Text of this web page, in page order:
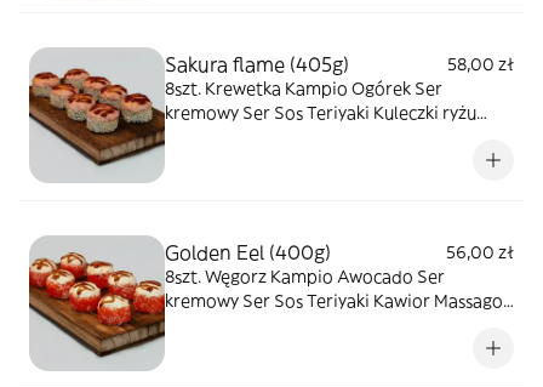
Sakura flame (405g)
58,00 zł
8szt. Krewetka Kampio Ogórek Ser
kremowy Ser Sos Teriyaki Kuleczki ryżu
Golden Eel (400g)
56,00 zł
8szt. Węgorz Kampio Awocado Ser
kremowy Ser Sos Teriyaki Kawior Massago